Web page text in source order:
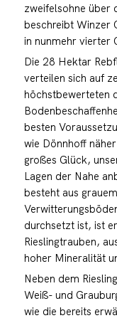
zweifelsohne über
beschreibt Winzer
in nunmehr vierter
Die 28 Hektar
verteilen sich auf
höchstbewerteten
besten
wie Dönnhoff
großes Glück,
Lagen der Nahe
besteht aus
durchsetzt ist, ist
Rieslingtrauben,
hoher Mineralität
Neben dem
Weiß- und
wie die bereits